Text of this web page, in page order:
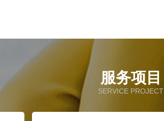
服务项目
SERVICE PROJECT